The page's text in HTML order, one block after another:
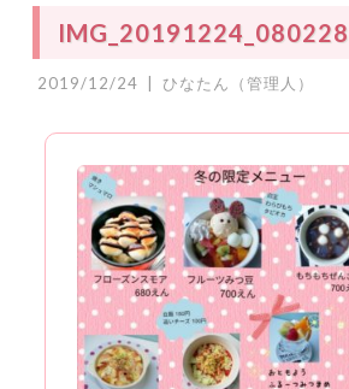
ッ
IMG_20191224_080228
2019/12/24 ひなたん（管理人）